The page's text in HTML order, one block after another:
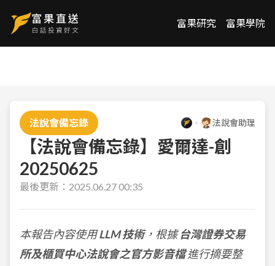
富果研究 富果學院
法說會備忘錄 法說會助理
【法說會備忘錄】愛爾達-創
20250625
最後更新： 2025.06.27 00:35
本報告內容使用LLM 技術，根據台灣證券交易
所及櫃買中心法說會之官方影音檔進行摘要整